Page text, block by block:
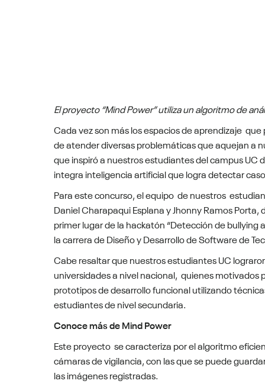
El proyecto “Mind Power” utiliza un algoritmo de
Cada vez son más los espacios de aprendizaje
de atender diversas problemáticas que aquejan a
que inspiró a nuestros estudiantes del campus
integra inteligencia artificial que logra detectar
Para este concurso, el equipo de nuestros
Daniel Charapaqui Esplana y Jhonny Ramos
primer lugar de la hackatón “Detección de
la carrera de Diseño y Desarrollo de Software de
Cabe resaltar que nuestros estudiantes UC
universidades a nivel nacional, quienes
prototipos de desarrollo funcional utilizando
estudiantes de nivel secundaria.
Conoce más de Mind Power
Este proyecto se caracteriza por el algoritmo
cámaras de vigilancia, con las que se puede
las imágenes registradas.